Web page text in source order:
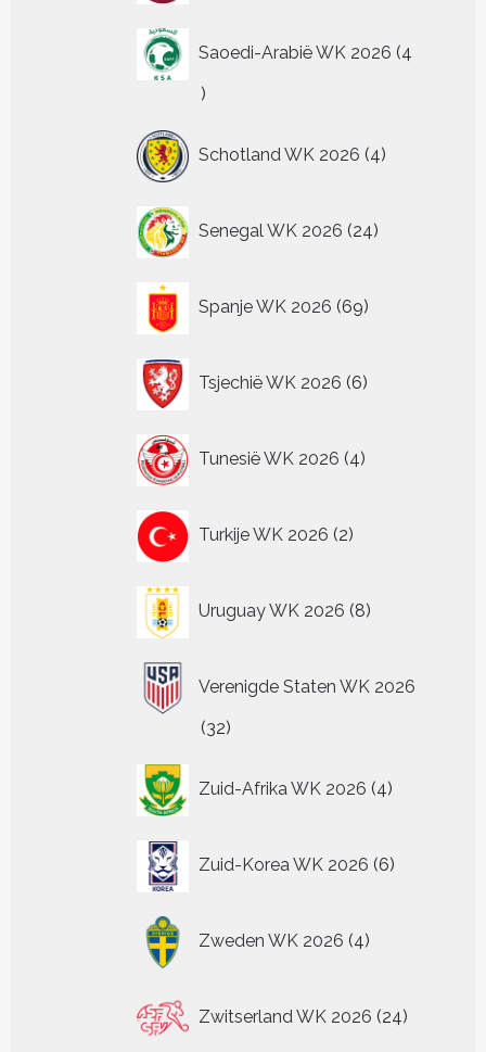
Saoedi-Arabië WK 2026 4
4
Schotland WK 2026 4
producten
Senegal WK 2026 24
producten
Spanje WK 2026 69
producten
Tsjechië WK 2026 6
producten
Tunesië WK 2026 4
producten
Turkije WK 2026 2
producten
Uruguay WK 2026 8
producten
Verenigde Staten WK 2026
3232
Zuid-Afrika WK 2026 4
producten
Zuid-Korea WK 2026 6
producten
Zweden WK 2026 4
producten
Zwitserland WK 2026 24
producten